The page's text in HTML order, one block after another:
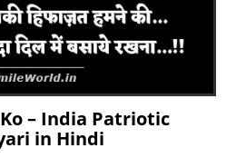
– India Patriotic
in Hindi